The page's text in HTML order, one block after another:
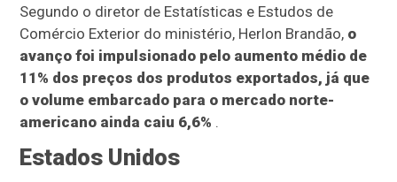
Segundo o diretor de Estatísticas e Estudos de
Comércio Exterior do ministério, Herlon Brandão, o
avanço foi impulsionado pelo aumento médio de
11% dos preços dos produtos exportados, já que
o volume embarcado para o mercado norte-
americano ainda caiu 6,6% .
Estados Unidos